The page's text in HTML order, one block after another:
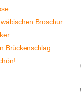
Broschur
Brückenschlag